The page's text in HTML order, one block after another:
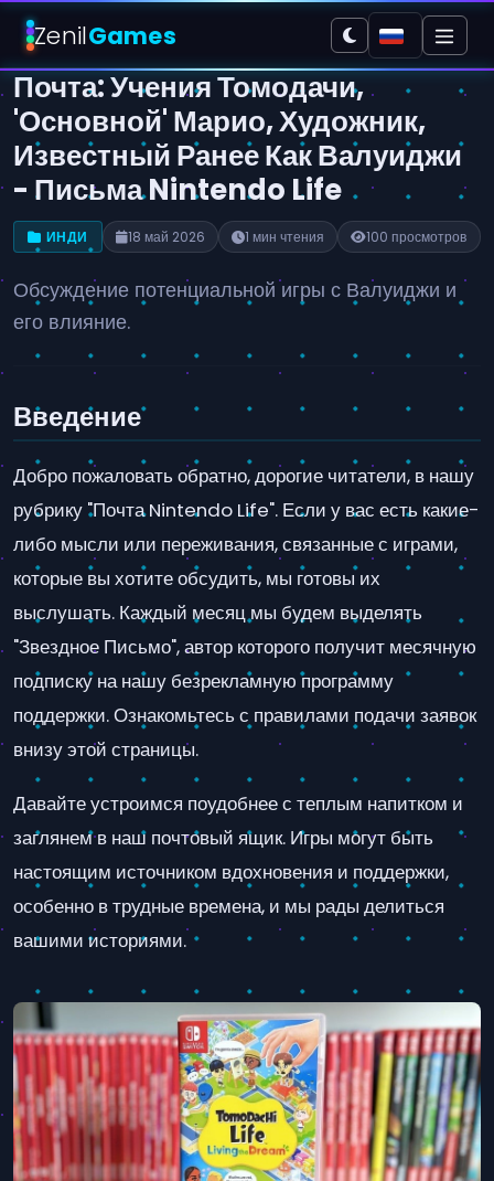
ZenilGames
Почта: Учения Томодачи,
'Основной' Марио, Художник,
Известный Ранее Как Валуиджи
- Письма Nintendo Life
ИНДИ 18 май 2026 1 мин чтения 100 просмотров
Обсуждение потенциальной игры с Валуиджи и
его влияние.
Введение
Добро пожаловать обратно, дорогие читатели, в нашу
рубрику "Почта Nintendo Life". Если у вас есть какие-
либо мысли или переживания, связанные с играми,
которые вы хотите обсудить, мы готовы их
выслушать. Каждый месяц мы будем выделять
"Звездное Письмо", автор которого получит месячную
подписку на нашу безрекламную программу
поддержки. Ознакомьтесь с правилами подачи заявок
внизу этой страницы.
Давайте устроимся поудобнее с теплым напитком и
заглянем в наш почтовый ящик. Игры могут быть
настоящим источником вдохновения и поддержки,
особенно в трудные времена, и мы рады делиться
вашими историями.